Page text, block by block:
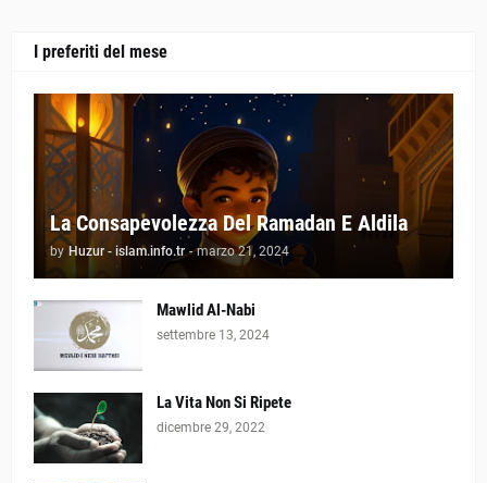
I preferiti del mese
La Consapevolezza Del Ramadan E Aldila
by Huzur - islam.info.tr - marzo 21, 2024
Mawlid Al-Nabi
settembre 13, 2024
La Vita Non Si Ripete
dicembre 29, 2022